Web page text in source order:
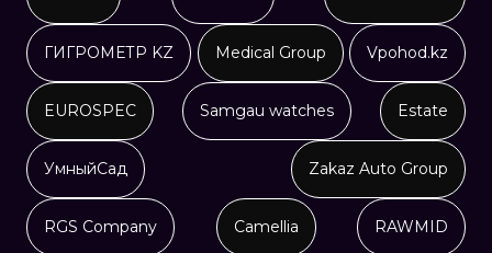
ГИГРОМЕТР KZ Medical Group Vpohod.kz
EUROSPEC Samgau watches Estate
УмныйСад Zakaz Auto Group
RGS Company Camellia RAWMID